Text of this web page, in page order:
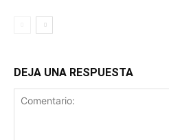
DEJA UNA RESPUESTA